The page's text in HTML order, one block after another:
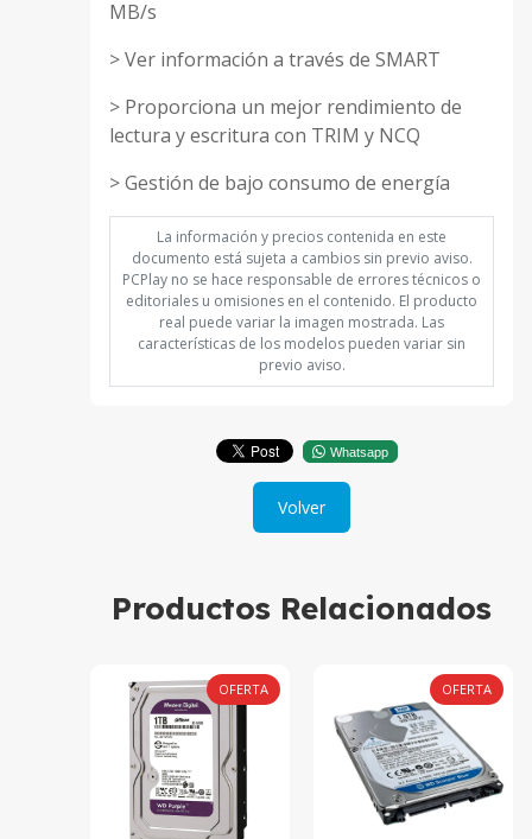
MB/s
> Ver información a través de SMART
> Proporciona un mejor rendimiento de
lectura y escritura con TRIM y NCQ
> Gestión de bajo consumo de energía
La información y precios contenida en este
documento está sujeta a cambios sin previo aviso.
PCPlay no se hace responsable de errores técnicos o
editoriales u omisiones en el contenido. El producto
real puede variar la imagen mostrada. Las
características de los modelos pueden variar sin
previo aviso.
Whatsapp
Volver
Productos Relacionados
OFERTA OFERTA